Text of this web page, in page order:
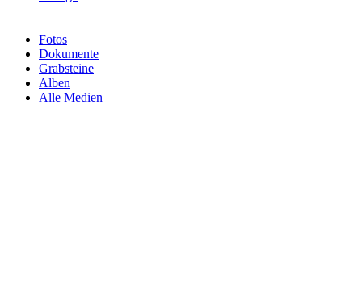
Fotos
Dokumente
Grabsteine
Alben
Alle Medien